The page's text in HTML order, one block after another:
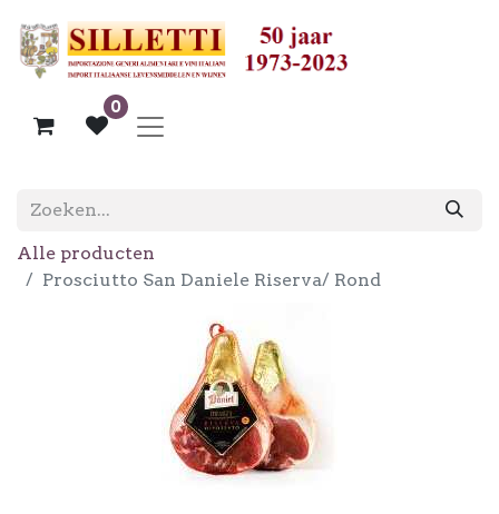
0
Alle producten
Prosciutto San Daniele Riserva/ Rond